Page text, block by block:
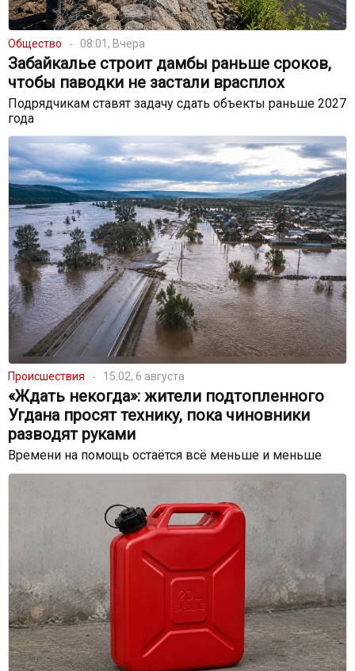
Общество 08:01, Вчера
Забайкалье строит дамбы раньше сроков,
чтобы паводки не застали врасплох
Подрядчикам ставят задачу сдать объекты раньше 2027
года
Происшествия 15:02, 6 августа
«Ждать некогда»: жители подтопленного
Угдана просят технику, пока чиновники
разводят руками
Времени на помощь остаётся всё меньше и меньше